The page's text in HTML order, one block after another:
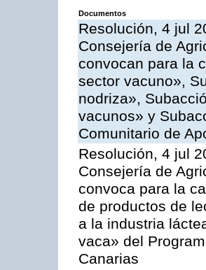
Documentos
Resolución, 4 jul
Consejería de
convocan para la
sector vacuno»,
nodriza»,
vacunos» y
Comunitario de
Resolución, 4 jul
Consejería de
convoca para la
de productos de
a la industria
vaca» del
Canarias